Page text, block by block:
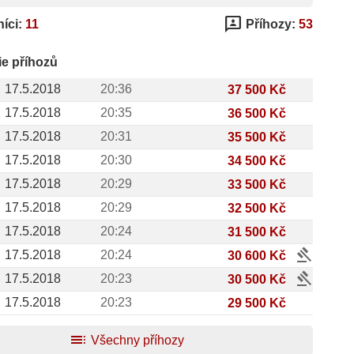
11 3p Příhozy: 53
příhozů
17.5.2018
20:36
37 500 Kč
17.5.2018
20:35
36 500 Kč
17.5.2018
20:31
35 500 Kč
17.5.2018
20:30
34 500 Kč
17.5.2018
20:29
33 500 Kč
17.5.2018
20:29
32 500 Kč
17.5.2018
20:24
31 500 Kč
17.5.2018
20:24 30 600 Kč gavel
17.5.2018 20:23 30 500 Kč gavel
17.5.2018 20:23 29 500 Kč
toc Všechny příhozy